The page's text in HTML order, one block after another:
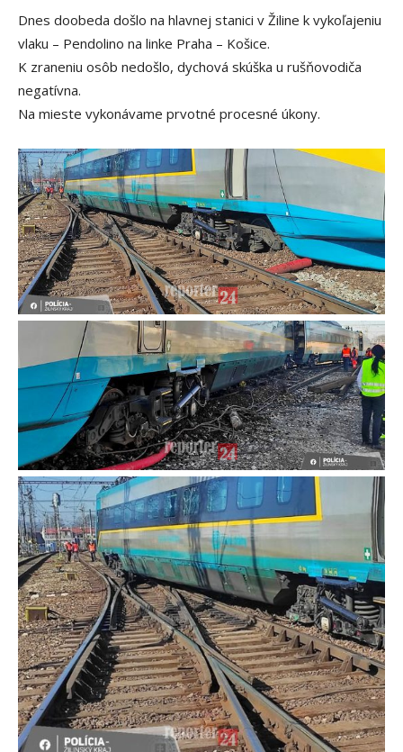
Dnes doobeda došlo na hlavnej stanici v Žiline k vykoľajeniu
vlaku – Pendolino na linke Praha – Košice.
K zraneniu osôb nedošlo, dychová skúška u rušňovodiča
negatívna.
Na mieste vykonávame prvotné procesné úkony.